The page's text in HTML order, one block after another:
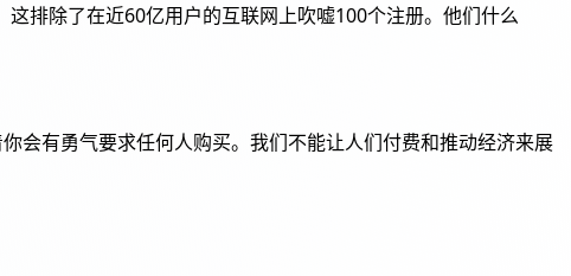
排除了在近60亿用户的互联网上吹嘘100个注册。他们什么
有勇气要求任何人购买。我们不能让人们付费和推动经济来展